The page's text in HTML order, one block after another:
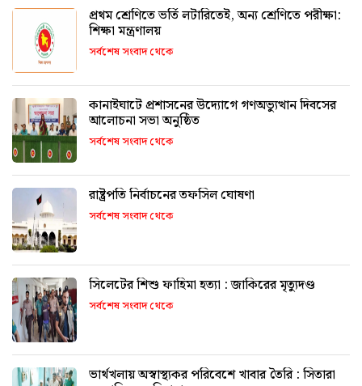
প্রথম শ্রেণিতে ভর্তি লটারিতেই, অন্য শ্রেণিতে পরীক্ষা:
শিক্ষা মন্ত্রণালয়
সর্বশেষ সংবাদ থেকে
কানাইঘাটে প্রশাসনের উদ্যোগে গণঅভ্যুত্থান দিবসের
আলোচনা সভা অনুষ্ঠিত
সর্বশেষ সংবাদ থেকে
রাষ্ট্রপতি নির্বাচনের তফসিল ঘোষণা
সর্বশেষ সংবাদ থেকে
সিলেটের শিশু ফাহিমা হত্যা : জাকিরের মৃত্যুদণ্ড
সর্বশেষ সংবাদ থেকে
ভার্থখলায় অস্বাস্থ্যকর পরিবেশে খাবার তৈরি : সিতারা